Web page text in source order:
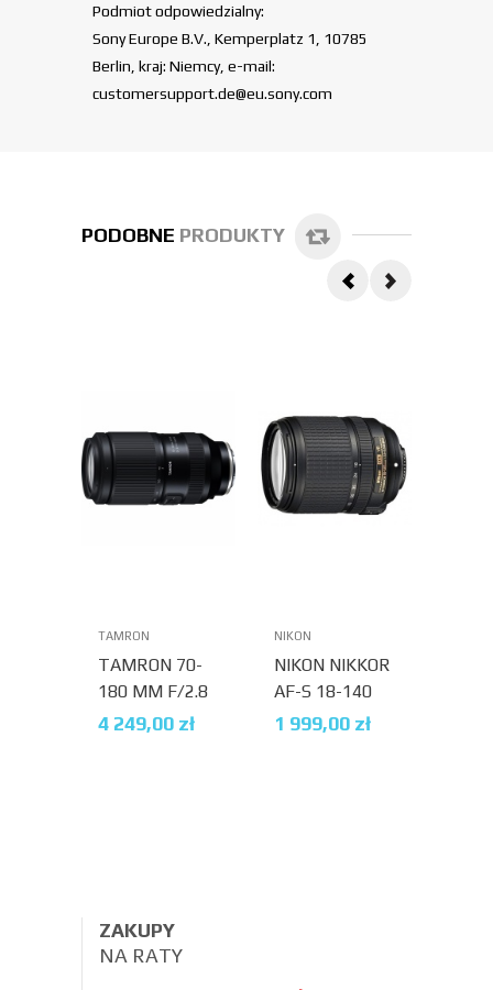
Podmiot odpowiedzialny:
Sony Europe B.V., Kemperplatz 1, 10785
Berlin, kraj: Niemcy, e-mail:
customersupport.de@eu.sony.com
PODOBNE PRODUKTY
TAMRON
TAMRON 70-
180 MM F/2.8
DI III VC VXD
4 249,00 zł
NIKON
NIKON NIKKOR
AF-S 18-140
F/3.5-5.6G ED
1 999,00 zł
ZAKUPY
NA RATY